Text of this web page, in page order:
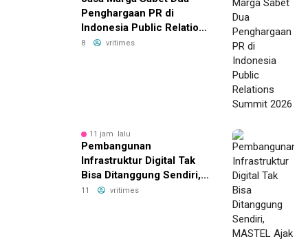
Penghargaan PR di
Indonesia Public Relations
Summit 2026
8 vritimes
11 jam lalu
Pembangunan
Infrastruktur Digital Tak
Bisa Ditanggung Sendiri,
MASTEL Ajak OTT Global
11 vritimes